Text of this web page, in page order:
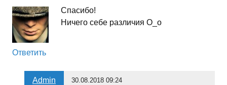
Спасибо!
Ничего себе различия O_o
Ответить
Admin 30.08.2018 09:24